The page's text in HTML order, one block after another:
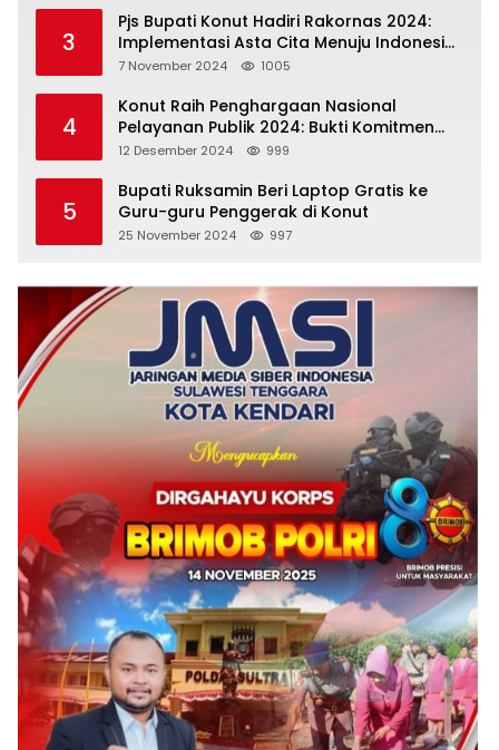
3
Pjs Bupati Konut Hadiri Rakornas 2024:
Implementasi Asta Cita Menuju Indonesia
Emas
7 November 2024 1005
4
Konut Raih Penghargaan Nasional
Pelayanan Publik 2024: Bukti Komitmen
Menuju Pelayanan Prima
12 Desember 2024 999
5
Bupati Ruksamin Beri Laptop Gratis ke
Guru-guru Penggerak di Konut
25 November 2024 997